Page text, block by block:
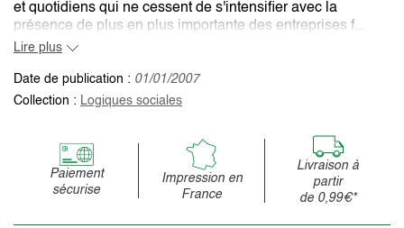
et quotidiens qui ne cessent de s'intensifier avec la
présence de plus en plus importante des entreprises f...
Lire plus
Date de publication : 01/01/2007
Collection : Logiques sociales
Paiement
sécurise
Impression en
France
Livraison à
partir
de 0,99€*